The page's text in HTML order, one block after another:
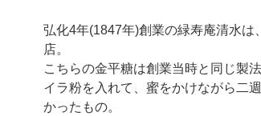
弘化4年(1847年)創業の緑寿庵清水は
店。
こちらの金平糖は創業当時と同じ製
イラ粉を入れて、蜜をかけながら二
かったもの。